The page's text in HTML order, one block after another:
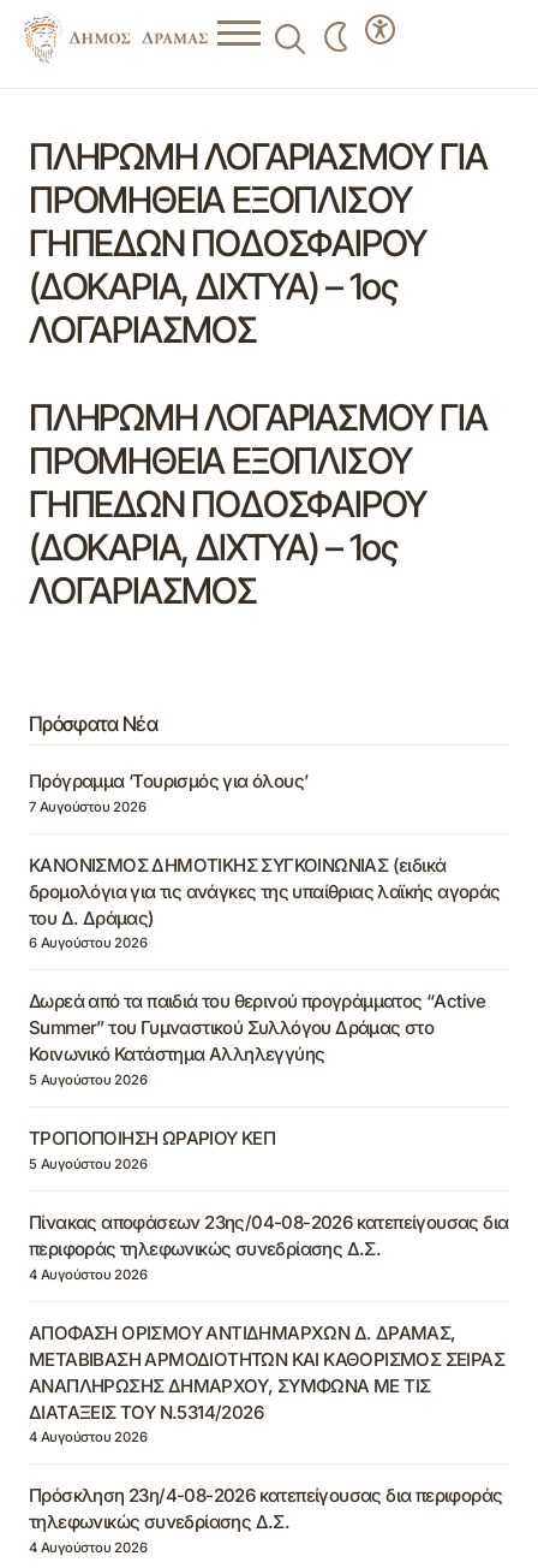
ΠΛΗΡΩΜΗ ΛΟΓΑΡΙΑΣΜΟΥ ΓΙΑ
ΠΡΟΜΗΘΕΙΑ ΕΞΟΠΛΙΣΟΥ
ΓΗΠΕΔΩΝ ΠΟΔΟΣΦΑΙΡΟΥ
(ΔΟΚΑΡΙΑ, ΔΙΧΤΥΑ) – 1ος
ΛΟΓΑΡΙΑΣΜΟΣ
ΠΛΗΡΩΜΗ ΛΟΓΑΡΙΑΣΜΟΥ ΓΙΑ
ΠΡΟΜΗΘΕΙΑ ΕΞΟΠΛΙΣΟΥ
ΓΗΠΕΔΩΝ ΠΟΔΟΣΦΑΙΡΟΥ
(ΔΟΚΑΡΙΑ, ΔΙΧΤΥΑ) – 1ος
ΛΟΓΑΡΙΑΣΜΟΣ
Πρόσφατα Νέα
Πρόγραμμα ‘Τουρισμός για όλους’
7 Αυγούστου 2026
ΚΑΝΟΝΙΣΜΟΣ ΔΗΜΟΤΙΚΗΣ ΣΥΓΚΟΙΝΩΝΙΑΣ (ειδικά
δρομολόγια για τις ανάγκες της υπαίθριας λαϊκής αγοράς
του Δ. Δράμας)
6 Αυγούστου 2026
Δωρεά από τα παιδιά του θερινού προγράμματος “Active
Summer” του Γυμναστικού Συλλόγου Δράμας στο
Κοινωνικό Κατάστημα Αλληλεγγύης
5 Αυγούστου 2026
ΤΡΟΠΟΠΟΙΗΣΗ ΩΡΑΡΙΟΥ ΚΕΠ
5 Αυγούστου 2026
Πίνακας αποφάσεων 23ης/04-08-2026 κατεπείγουσας δια
περιφοράς τηλεφωνικώς συνεδρίασης Δ.Σ.
4 Αυγούστου 2026
ΑΠΟΦΑΣΗ ΟΡΙΣΜΟΥ ΑΝΤΙΔΗΜΑΡΧΩΝ Δ. ΔΡΑΜΑΣ,
ΜΕΤΑΒΙΒΑΣΗ ΑΡΜΟΔΙΟΤΗΤΩΝ ΚΑΙ ΚΑΘΟΡΙΣΜΟΣ ΣΕΙΡΑΣ
ΑΝΑΠΛΗΡΩΣΗΣ ΔΗΜΑΡΧΟΥ, ΣΥΜΦΩΝΑ ΜΕ ΤΙΣ
ΔΙΑΤΑΞΕΙΣ ΤΟΥ Ν.5314/2026
4 Αυγούστου 2026
Πρόσκληση 23η/4-08-2026 κατεπείγουσας δια περιφοράς
τηλεφωνικώς συνεδρίασης Δ.Σ.
4 Αυγούστου 2026